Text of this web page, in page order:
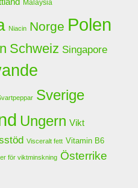
Malaysia
Niacin Norge Polen
Schweiz Singapore
Sverige
Ungern Vikt
Visceralt fett Vitamin B6
för viktminskning Österrike